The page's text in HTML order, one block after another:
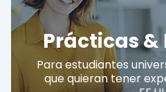
Prácticas
Para estudiantes
que quieran tener